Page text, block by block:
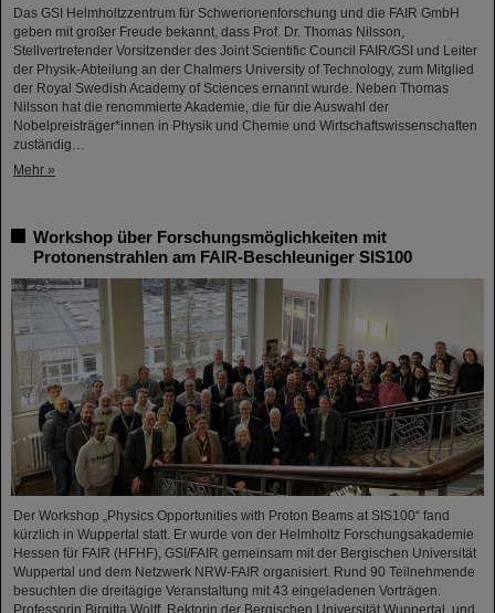
Das GSI Helmholtzzentrum für Schwerionenforschung und die FAIR GmbH
geben mit großer Freude bekannt, dass Prof. Dr. Thomas Nilsson,
Stellvertretender Vorsitzender des Joint Scientific Council FAIR/GSI und Leiter
der Physik-Abteilung an der Chalmers University of Technology, zum Mitglied
der Royal Swedish Academy of Sciences ernannt wurde. Neben Thomas
Nilsson hat die renommierte Akademie, die für die Auswahl der
Nobelpreisträger*innen in Physik und Chemie und Wirtschaftswissenschaften
zuständig…
Mehr »
Workshop über Forschungsmöglichkeiten mit
Protonenstrahlen am FAIR-Beschleuniger SIS100
Der Workshop „Physics Opportunities with Proton Beams at SIS100“ fand
kürzlich in Wuppertal statt. Er wurde von der Helmholtz Forschungsakademie
Hessen für FAIR (HFHF), GSI/FAIR gemeinsam mit der Bergischen Universität
Wuppertal und dem Netzwerk NRW-FAIR organisiert. Rund 90 Teilnehmende
besuchten die dreitägige Veranstaltung mit 43 eingeladenen Vorträgen.
Professorin Birgitta Wolff, Rektorin der Bergischen Universität Wuppertal, und